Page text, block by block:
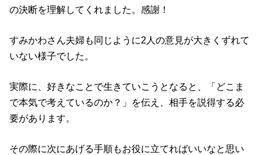
の決断を理解してくれました。感謝！
すみかわさん夫婦も同じように2人の意見が大きくずれて
いない様子でした。
実際に、好きなことで生きていこうとなると、「どこま
で本気で考えているのか？」を伝え、相手を説得する必
要があります。
その際に次にあげる手順もお役に立てればいいなと思い